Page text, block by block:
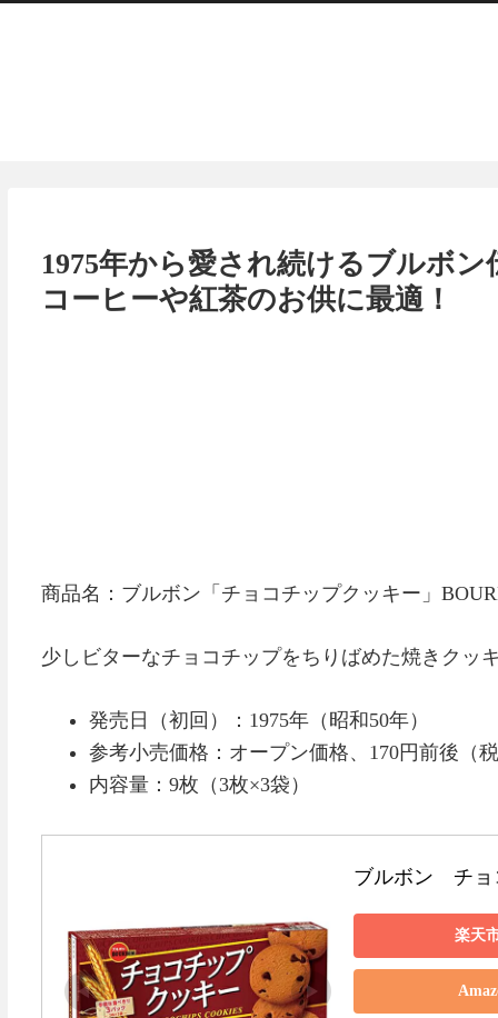
1975年から愛され続けるブルボ
コーヒーや紅茶のお供に最適！
商品名：ブルボン「チョコチップクッキー」
少しビターなチョコチップをちりばめた焼きクッ
発売日（初回）：1975年（昭和50年）
参考小売価格：オープン価格、170円前後（
内容量：9枚（3枚×3袋）
ブルボン　チ
楽天